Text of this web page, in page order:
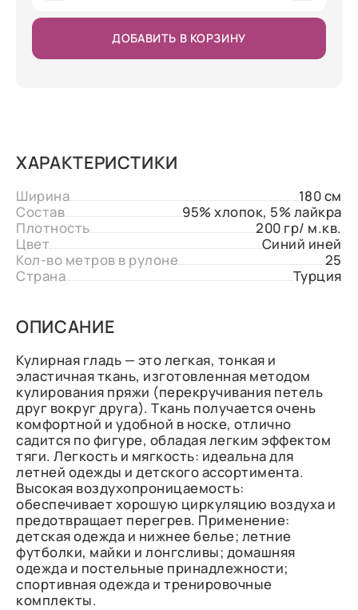
ДОБАВИТЬ В КОРЗИНУ
ХАРАКТЕРИСТИКИ
Ширина
180 см
Состав
95% хлопок, 5% лайкра
Плотность
200 гр/ м.кв.
Цвет
Синий иней
Кол-во метров в рулоне
25
Страна
Турция
ОПИСАНИЕ
Кулирная гладь — это легкая, тонкая и
эластичная ткань, изготовленная методом
кулирования пряжи (перекручивания петель
друг вокруг друга). Ткань получается очень
комфортной и удобной в носке, отлично
садится по фигуре, обладая легким эффектом
тяги. Легкость и мягкость: идеальна для
летней одежды и детского ассортимента.
Высокая воздухопроницаемость:
обеспечивает хорошую циркуляцию воздуха и
предотвращает перегрев. Применение:
детская одежда и нижнее белье; летние
футболки, майки и лонгсливы; домашняя
одежда и постельные принадлежности;
спортивная одежда и тренировочные
комплекты.